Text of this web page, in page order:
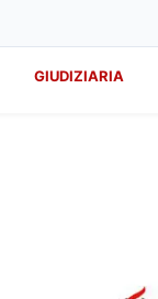
GIUDIZIARIA